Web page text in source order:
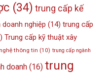
(34) trung cấp kế
nghiệp (14) trung cấp
Trung cấp kỹ thuật xây
thông tin (10) trung cấp ngành
doanh(16) trung